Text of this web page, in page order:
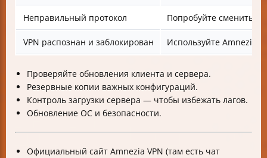
Неправильный протокол Попробуйте сменить
VPN распознан и заблокирован Используйте
Проверяйте обновления клиента и сервера.
Резервные копии важных конфигураций.
Контроль загрузки сервера — чтобы избежать лагов.
Обновление ОС и безопасности.
Официальный сайт Amnezia VPN (там есть чат